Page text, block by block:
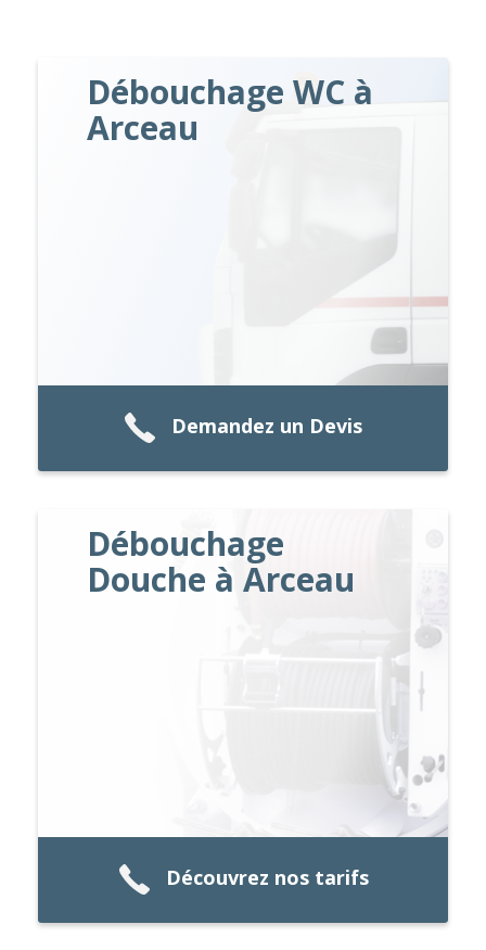
Débouchage WC à
Arceau
Demandez un Devis
Débouchage
Douche à Arceau
Découvrez nos tarifs